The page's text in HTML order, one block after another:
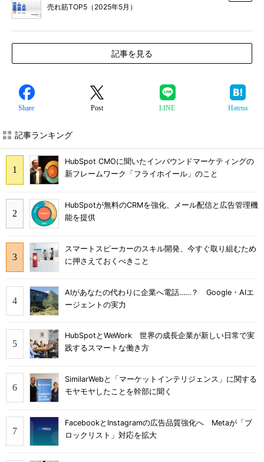
売れ筋TOP5（2025年5月）
記事を見る
Share Post LINE Hatena
記事ランキング
HubSpot CMOに聞いたインバウンドマーケティングの
新フレームワーク「フライホイール」のこと
HubSpotが無料のCRMを強化、メール配信と広告管理機
能を提供
スマートスピーカーのスキル開発、今すぐ取り組むため
に押さえておくべきこと
AIがあなたの代わりに企業へ電話……？ Google・AIエ
ージェントの実力
HubSpotとWeWork 世界の成長企業が新しい日常で実
践するスマートな働き方
SimilarWebと「マーケットインテリジェンス」に関する
モヤモヤしたことを幹部に聞く
FacebookとInstagramの広告品質強化へ Metaが「ブ
ロックリスト」対応を拡大